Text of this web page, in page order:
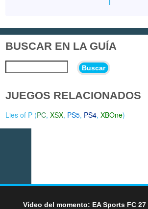
BUSCAR EN LA GUÍA
Buscar
JUEGOS RELACIONADOS
Lies of P (PC,XSX, PS5, PS4,XBOne)
Vídeo del momento: EA Sports FC